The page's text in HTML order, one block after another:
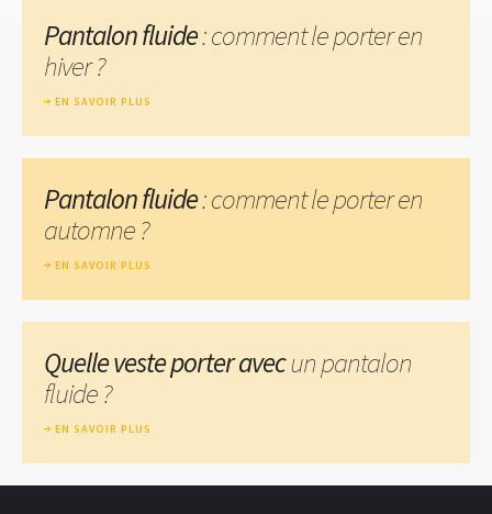
Pantalon fluide: comment le porter en
hiver ?
EN SAVOIR PLUS
Pantalon fluide: comment le porter en
automne ?
EN SAVOIR PLUS
Quelle veste porter avecun pantalon
fluide ?
EN SAVOIR PLUS